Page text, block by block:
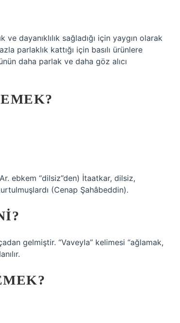
dayanıklılık sağladığı için yaygın olarak
parlaklık kattığı için basılı ürünlere
daha parlak ve daha göz alıcı
(Cenap Şahâbeddin).
gelmiştir. “Vaveyla” kelimesi “ağlamak,